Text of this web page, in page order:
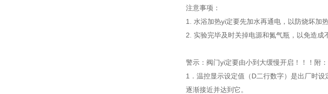
注意事项：
1. 水浴加热yi定要先加水再通电，以防烧坏加热
2. 实验完毕及时关掉电源和氮气瓶，以免造成
警示：阀门yi定要由小到大缓慢开启！！！附
1．温控显示设定值（D二行数字）是出厂时
逐渐接近并达到它。